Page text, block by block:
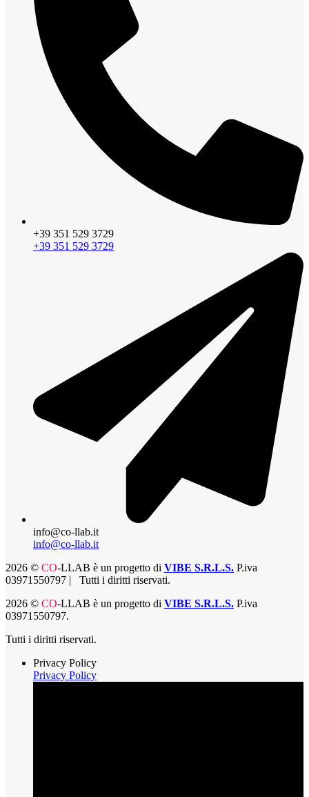
+39 351 529 3729
+39 351 529 3729
info@co-llab.it
info@co-llab.it
2026 © CO-LLAB è un progetto di VIBE S.R.L.S. P.iva
03971550797 | Tutti i diritti riservati.
2026 © CO-LLAB è un progetto di VIBE S.R.L.S. P.iva
03971550797.
Tutti i diritti riservati.
Privacy Policy
Privacy Policy